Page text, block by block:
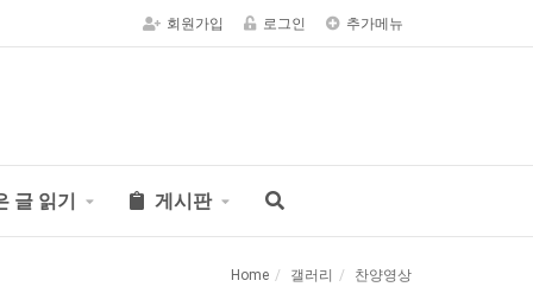
회원가입 로그인 추가메뉴
글 읽기 게시판
Home 갤러리 찬양영상